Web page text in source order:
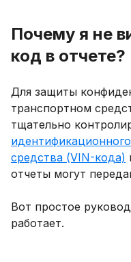
Почему я не
код в отчете?
Для защиты
транспортном
тщательно
средства (VIN-кода)
отчеты могут
Вот простое
работает.